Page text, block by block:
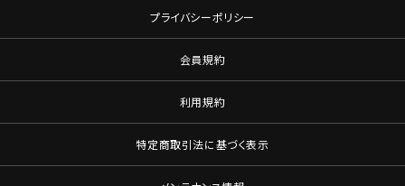
プライバシーポリシー
会員規約
利用規約
特定商取引法に基づく表示